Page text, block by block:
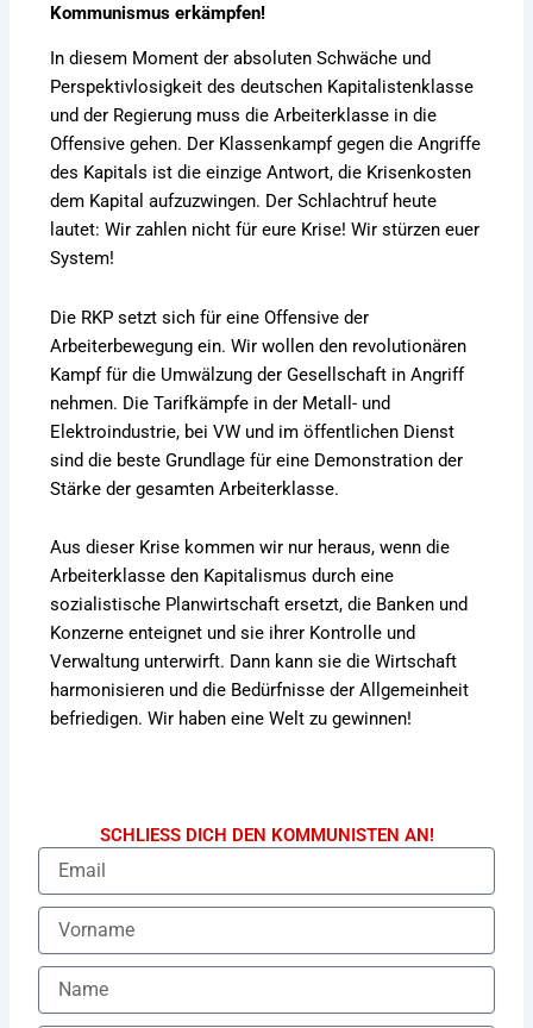
Kommunismus erkämpfen!
In diesem Moment der absoluten Schwäche und
Perspektivlosigkeit des deutschen Kapitalistenklasse
und der Regierung muss die Arbeiterklasse in die
Offensive gehen. Der Klassenkampf gegen die Angriffe
des Kapitals ist die einzige Antwort, die Krisenkosten
dem Kapital aufzuzwingen. Der Schlachtruf heute
lautet: Wir zahlen nicht für eure Krise! Wir stürzen euer
System!
Die RKP setzt sich für eine Offensive der
Arbeiterbewegung ein. Wir wollen den revolutionären
Kampf für die Umwälzung der Gesellschaft in Angriff
nehmen. Die Tarifkämpfe in der Metall- und
Elektroindustrie, bei VW und im öffentlichen Dienst
sind die beste Grundlage für eine Demonstration der
Stärke der gesamten Arbeiterklasse.
Aus dieser Krise kommen wir nur heraus, wenn die
Arbeiterklasse den Kapitalismus durch eine
sozialistische Planwirtschaft ersetzt, die Banken und
Konzerne enteignet und sie ihrer Kontrolle und
Verwaltung unterwirft. Dann kann sie die Wirtschaft
harmonisieren und die Bedürfnisse der Allgemeinheit
befriedigen. Wir haben eine Welt zu gewinnen!
SCHLIESS DICH DEN KOMMUNISTEN AN!